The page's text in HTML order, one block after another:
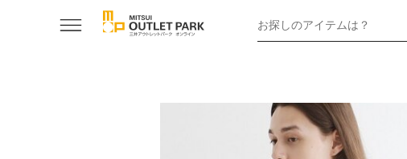
お探しのアイテムは？